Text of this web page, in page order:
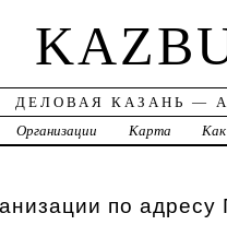
ДЕЛОВАЯ КАЗАНЬ —
Организации Карта
по адресу